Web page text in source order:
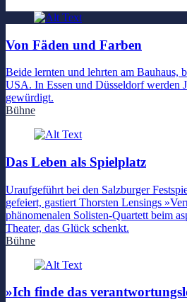
Von Fäden und Farben
Beide lernten und lehrten am Bauhaus,
USA. In Essen und Düsseldorf werden
gewürdigt.
Bühne
Das Leben als Spielplatz
Uraufgeführt bei den Salzburger
gefeiert, gastiert Thorsten Lensings
phänomenalen Solisten-Quartett beim
Theater, das Glück schenkt.
Bühne
»Ich finde das